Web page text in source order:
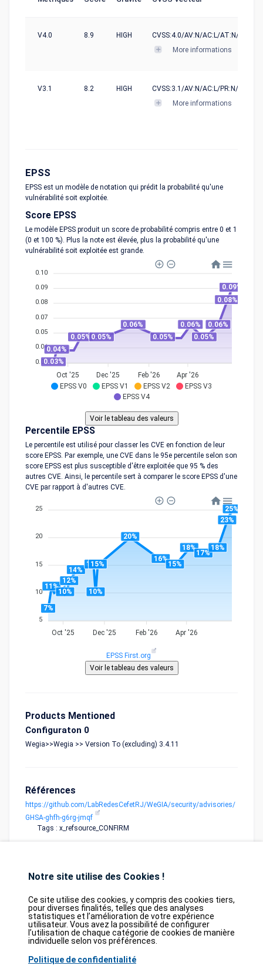
V4.0 8.9 HIGH
CVSS:4.0/AV:N/AC:L/AT:N/PR:N/
More informations
V3.1 8.2 HIGH
CVSS:3.1/AV:N/AC:L/PR:N/UI:N/
More informations
EPSS
EPSS est un modèle de notation qui prédit la probabilité qu'une
vulnérabilité soit exploitée.
Score EPSS
Le modèle EPSS produit un score de probabilité compris entre 0 et 1
(0 et 100 %). Plus la note est élevée, plus la probabilité qu'une
vulnérabilité soit exploitée est grande.
EPSS V0 EPSS V1 EPSS V2
EPSS V3
EPSS V4
0.10
0.09
0.08
0.07
0.05
0.04
0.030.03%
0.04%
0.05% 0.05%
0.06%
0.05%
0.06%
0.05%
0.06%
0.08%
0.09%
Oct '25 Dec '25 Feb '26 Apr '26
Percentile EPSS
Le percentile est utilisé pour classer les CVE en fonction de leur
score EPSS. Par exemple, une CVE dans le 95e percentile selon son
score EPSS est plus susceptible d'être exploitée que 95 % des
autres CVE. Ainsi, le percentile sert à comparer le score EPSS d'une
CVE par rapport à d'autres CVE.
25
20
15
10
5
7%
11%
10%
12%
14%
15%
10%
15%
20%
16%
15%
18%
17%
18%
23%
25%
Oct '25 Dec '25 Feb '26 Apr '26
EPSS First.org
Products Mentioned
Configuraton 0
Wegia>>Wegia >> Version To (excluding) 3.4.11
Références
https://github.com/LabRedesCefetRJ/WeGIA/security/advisories/
GHSA-ghfh-g6rg-jmqf
Tags : x_refsource_CONFIRM
tesweb SA
Database
Partners
GDPR Contact Purchase
Notre site utilise des Cookies !
Ce site utilise des cookies, y compris des cookies tiers,
pour diverses finalités, telles que des analyses
statistiques et l’amélioration de votre expérience
utilisateur. Vous avez la possibilité de configurer
l’utilisation de chaque catégorie de cookies de manière
individuelle selon vos préférences.
Politique de confidentialité